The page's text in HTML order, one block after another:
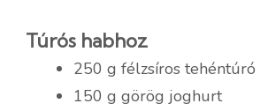
Túrós habhoz
250 g félzsíros tehéntúró
150 g görög joghurt